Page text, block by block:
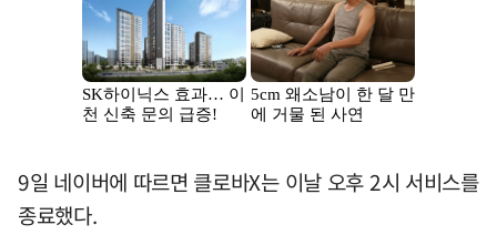
9일 네이버에 따르면 클로바X는 이날 오후 2시 서비스를
종료했다.